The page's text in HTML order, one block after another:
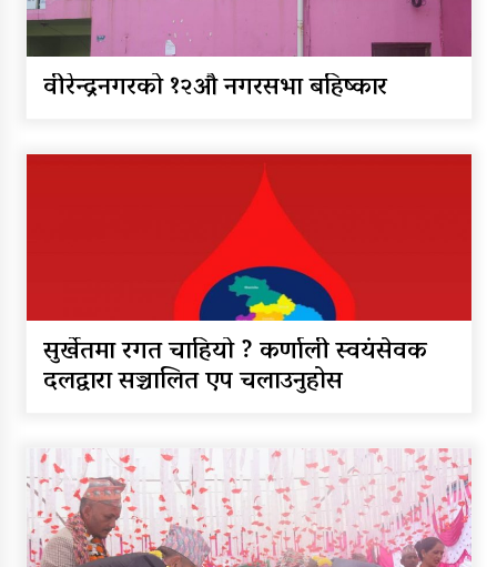
नेपाल रेडक्रसका केन्द्रीय कोषाध्यक्ष
नेपालका सर्वाधिक स्वयंसेवी शतक
रक्तदाता कर्माचार्यद्वारा मुगुमा १८७औं
पटकको रक्तदान
वीरेन्द्रनगरको १२औं नगरसभा बहिष्कार
सुर्खेतमा रगत चाहियो ? कर्णाली स्वयंसेवक
दलद्वारा सञ्चालित एप चलाउनुहोस